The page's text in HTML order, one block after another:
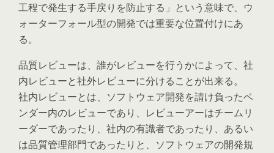
工程で発生する手戻りを防止する」という意味で、ウ
ォーターフォール型の開発では重要な位置付けにあ
る。
品質レビューは、誰がレビューを行うかによって、社
内レビューと社外レビューに分けることが出来る。
社内レビューとは、ソフトウェア開発を請け負ったベ
ンダー内のレビューであり、レビューアーはチームリ
ーダーであったり、社内の有識者であったり、あるい
は品質管理部門であったりと、ソフトウェアの開発規